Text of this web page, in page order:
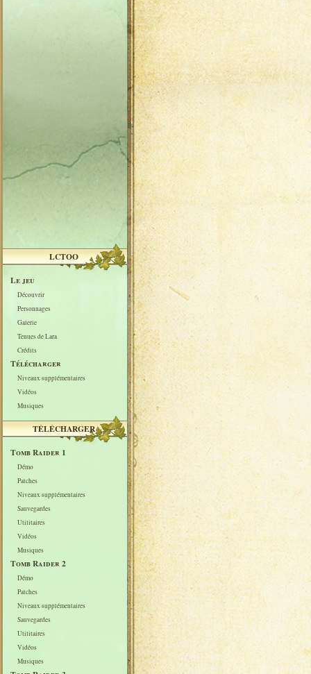
LCTOO
Le jeu
Découvrir
Personnages
Galerie
Tenues de Lara
Crédits
Télécharger
Niveaux supplémentaires
Vidéos
Musiques
TÉLÉCHARGER
Tomb Raider 1
Démo
Patches
Niveaux supplémentaires
Sauvegardes
Utilitaires
Vidéos
Musiques
Tomb Raider 2
Démo
Patches
Niveaux supplémentaires
Sauvegardes
Utilitaires
Vidéos
Musiques